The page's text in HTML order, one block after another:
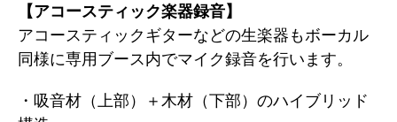
【アコースティック楽器録音】
アコースティックギターなどの生楽器もボーカル
同様に専用ブース内でマイク録音を行います。
・吸音材（上部）＋木材（下部）のハイブリッド